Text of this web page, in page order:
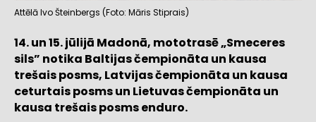
Attēlā Ivo Šteinbergs (Foto: Māris Stiprais)
14. un 15. jūlijā Madonā, mototrasē „Smeceres
sils” notika Baltijas čempionāta un kausa
trešais posms, Latvijas čempionāta un kausa
ceturtais posms un Lietuvas čempionāta un
kausa trešais posms enduro.